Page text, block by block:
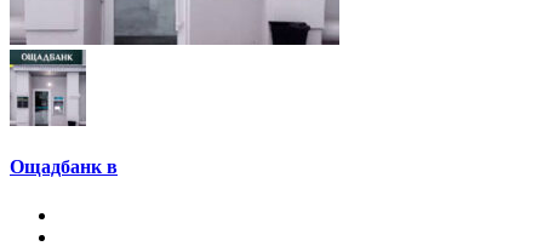
Ощадбанк в